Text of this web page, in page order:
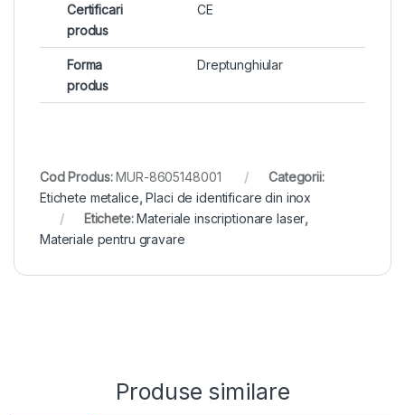
Certificari
produs
CE
Forma
produs
Dreptunghiular
Cod Produs:MUR-8605148001
Categorii:
Etichete metalice,Placi de identificare din inox
Etichete:Materiale inscriptionare laser,
Materiale pentru gravare
Produse similare